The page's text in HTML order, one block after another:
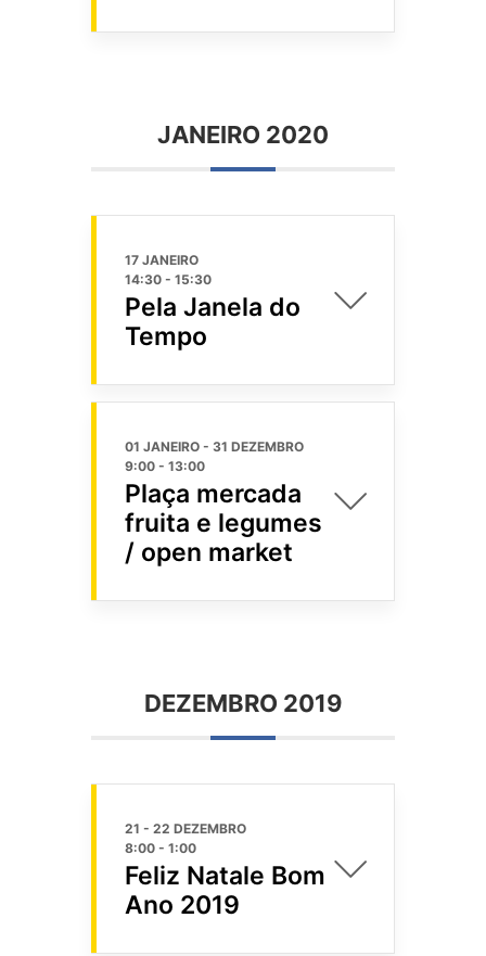
JANEIRO 2020
17 JANEIRO
14:30 - 15:30
Pela Janela do
Tempo
01 JANEIRO - 31 DEZEMBRO
9:00 - 13:00
Plaça mercada
fruita e legumes
/ open market
DEZEMBRO 2019
21 - 22 DEZEMBRO
8:00 - 1:00
Feliz Natale Bom
Ano 2019